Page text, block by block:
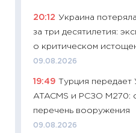
20:12 Украина
за три десятилетия:
о критическом
09.08.2026
19:49 Турция передает
ATACMS и РСЗО M270:
перечень вооружения
09.08.2026